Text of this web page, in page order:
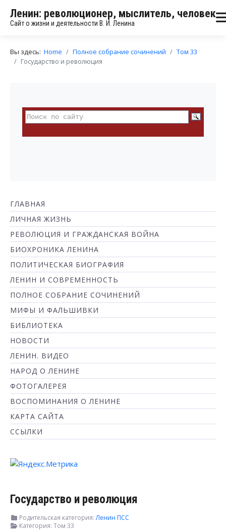
Ленин: революционер, мыслитель, человек
Сайт о жизни и деятельности В. И. Ленина
Вы здесь: Home Полное собрание сочинений
Том 33
Государство и революция
ГЛАВНАЯ
ЛИЧНАЯ ЖИЗНЬ
РЕВОЛЮЦИЯ И ГРАЖДАНСКАЯ ВОЙНА
БИОХРОНИКА ЛЕНИНА
ПОЛИТИЧЕСКАЯ БИОГРАФИЯ
ЛЕНИН И СОВРЕМЕННОСТЬ
ПОЛНОЕ СОБРАНИЕ СОЧИНЕНИЙ
МИФЫ И ФАЛЬШИВКИ
БИБЛИОТЕКА
НОВОСТИ
ЛЕНИН. ВИДЕО
НАРОД О ЛЕНИНЕ
ФОТОГАЛЕРЕЯ
ВОСПОМИНАНИЯ О ЛЕНИНЕ
КАРТА САЙТА
ССЫЛКИ
Государство и революция
Родительская категория:Ленин ПСС
Категория: Том 33